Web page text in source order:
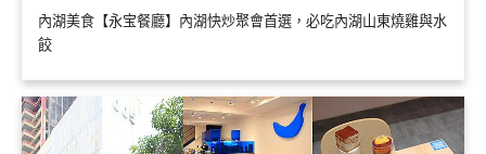
內湖美食【永宝餐廳】內湖快炒聚會首選，必吃內湖山東燒雞與水
餃